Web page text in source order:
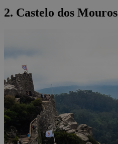
2. Castelo dos Mouros